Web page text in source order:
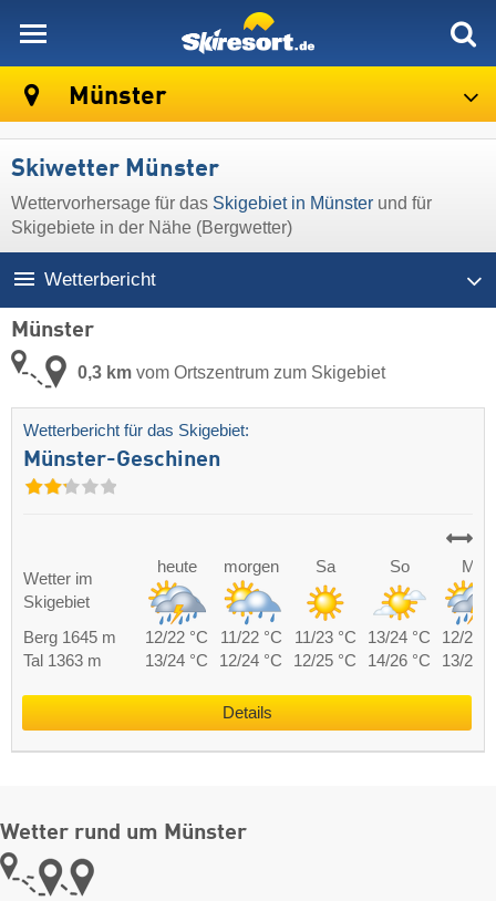
Münster
Skiwetter Münster
Wettervorhersage für das Skigebiet in Münster und für
Skigebiete in der Nähe (Bergwetter)
Wetterbericht
Münster
0,3 km vom Ortszentrum zum Skigebiet
Wetterbericht für das Skigebiet:
Münster-Geschinen
Wetter im
Skigebiet
heute morgen Sa So Mo
Berg 1645 m 12/22 °C 11/22 °C 11/23 °C 13/24 °C
12/24
Tal 1363 m
13/24 °C 12/24 °C 12/25 °C 14/26 °C 13/26
Details
Wetter rund um Münster